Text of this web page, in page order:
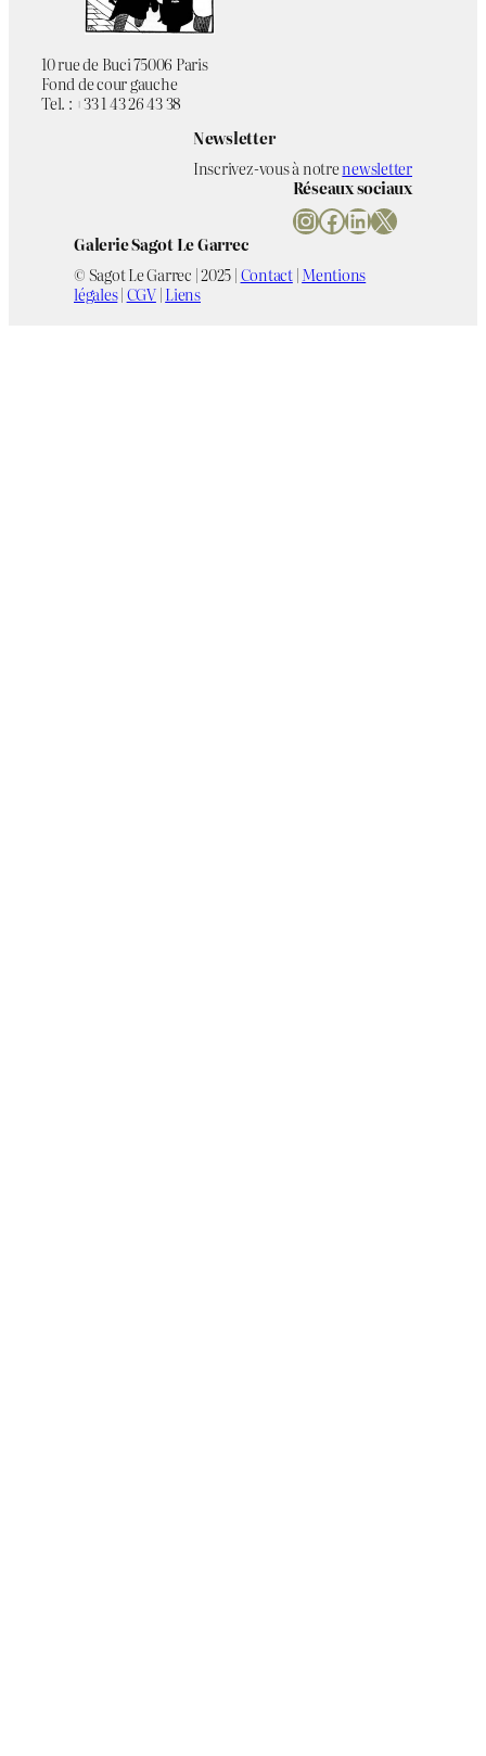
10 rue de Buci 75006 Paris
Fond de cour gauche
Tel. : +33 1 43 26 43 38
Newsletter
Inscrivez-vous à notrenewsletter
Réseaux sociaux
InstagramFacebook LinkedIn X
Galerie Sagot Le Garrec
© Sagot Le Garrec | 2025 |Contact|Mentions
légales|CGV|Liens